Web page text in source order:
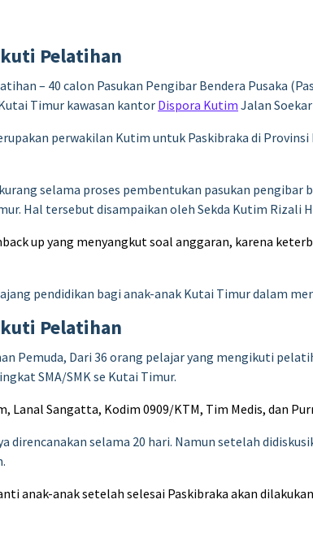
Pelatihan
– 40 calon Pasukan Pengibar Bendera Pusaka
Timur kawasan kantor Dispora Kutim Jalan
perwakilan Kutim untuk Paskibraka di
selama proses pembentukan pasukan pengibar
Hal tersebut disampaikan oleh Sekda Kutim Rizali
up yang menyangkut soal anggaran, karena
pendidikan bagi anak-anak Kutai Timur dalam
Pelatihan
Pemuda, Dari 36 orang pelajar yang mengikuti
SMA/SMK se Kutai Timur.
Sangatta, Kodim 0909/KTM, Tim Medis, dan
selama 20 hari. Namun setelah
anak-anak setelah selesai Paskibraka akan